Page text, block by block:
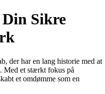
Sikre
der har en lang historie med at
Med et stærkt fokus på
et omdømme som en